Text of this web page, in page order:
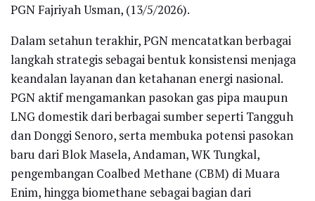
PGN Fajriyah Usman, (13/5/2026).
Dalam setahun terakhir, PGN mencatatkan berbagai
langkah strategis sebagai bentuk konsistensi menjaga
keandalan layanan dan ketahanan energi nasional.
PGN aktif mengamankan pasokan gas pipa maupun
LNG domestik dari berbagai sumber seperti Tangguh
dan Donggi Senoro, serta membuka potensi pasokan
baru dari Blok Masela, Andaman, WK Tungkal,
pengembangan Coalbed Methane (CBM) di Muara
Enim, hingga biomethane sebagai bagian dari